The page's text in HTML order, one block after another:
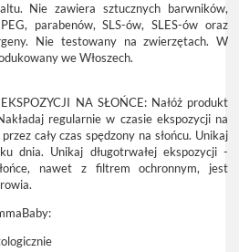
Nie zawiera sztucznych barwników,
parabenów, SLS-ów, SLES-ów oraz
Nie testowany na zwierzętach. W
we Włoszech.
NA SŁOŃCE: Nałóż produkt
regularnie w czasie ekspozycji na
cały czas spędzony na słońcu. Unikaj
dnia. Unikaj długotrwałej ekspozycji -
nawet z filtrem ochronnym, jest